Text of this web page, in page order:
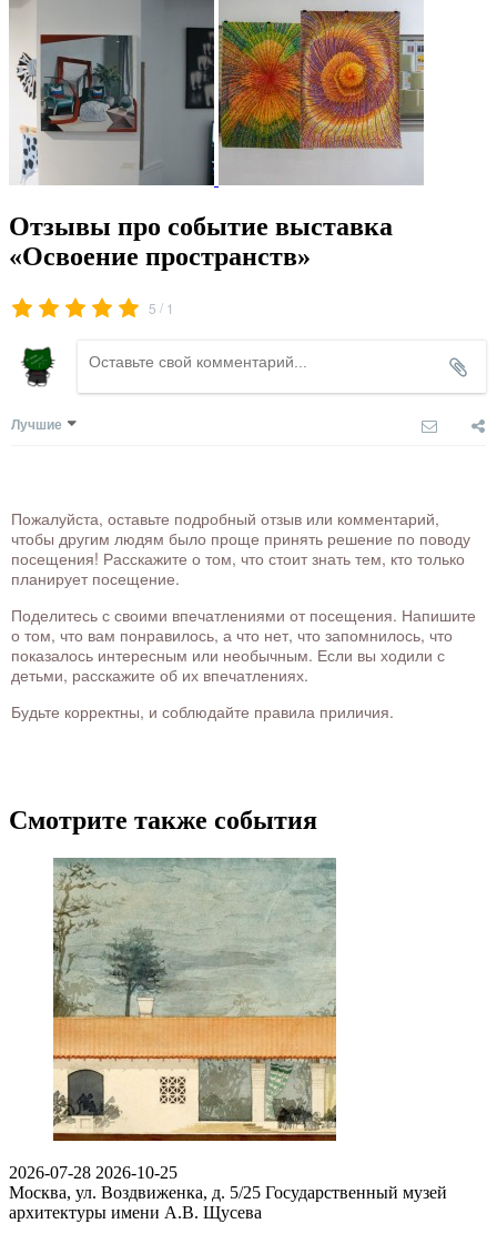
Отзывы про событие выставка
«Освоение пространств»
5 / 1
Лучшие
Пожалуйста, оставьте подробный отзыв или комментарий,
чтобы другим людям было проще принять решение по поводу
посещения! Расскажите о том, что стоит знать тем, кто только
планирует посещение.
Поделитесь с своими впечатлениями от посещения. Напишите
о том, что вам понравилось, а что нет, что запомнилось, что
показалось интересным или необычным. Если вы ходили с
детьми, расскажите об их впечатлениях.
Будьте корректны, и соблюдайте правила приличия.
Смотрите также события
2026-07-28 2026-10-25
Москва, ул. Воздвиженка, д. 5/25 Государственный музей
архитектуры имени А.В. Щусева